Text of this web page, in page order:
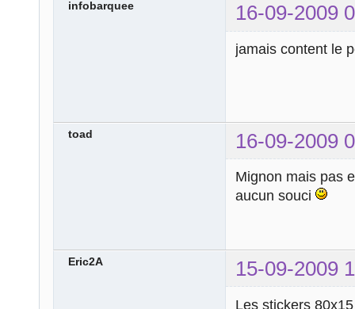
infobarquee 16-09-2009
jamais content le
toad 16-09-2009
Mignon mais pas
aucun souci
Eric2A 15-09-2009
Les stickers